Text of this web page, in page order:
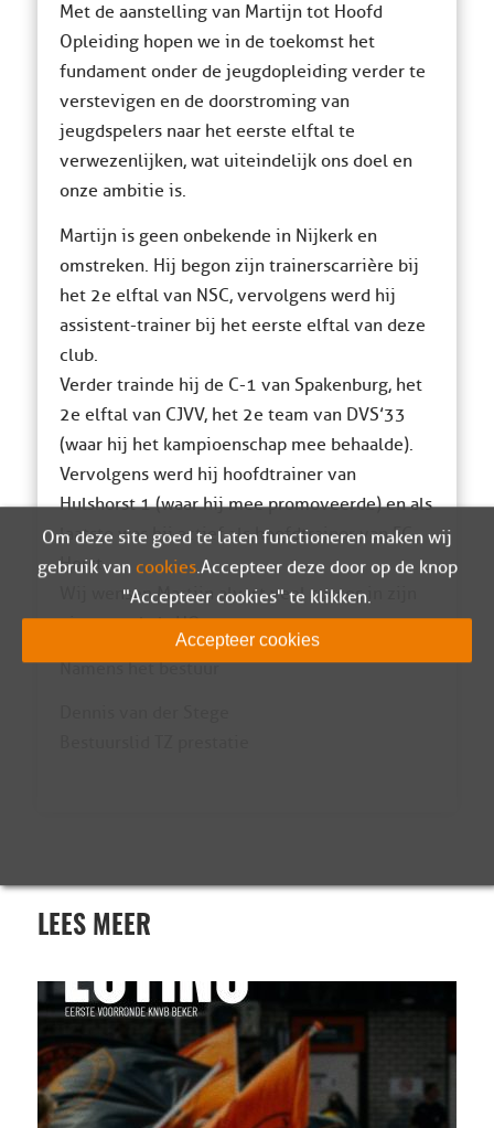
Met de aanstelling van Martijn tot Hoofd
Opleiding hopen we in de toekomst het
fundament onder de jeugdopleiding verder te
verstevigen en de doorstroming van
jeugdspelers naar het eerste elftal te
verwezenlijken, wat uiteindelijk ons doel en
onze ambitie is.
Martijn is geen onbekende in Nijkerk en
omstreken. Hij begon zijn trainerscarrière bij
het 2e elftal van NSC, vervolgens werd hij
assistent-trainer bij het eerste elftal van deze
club.
Verder trainde hij de C-1 van Spakenburg, het
2e elftal van CJVV, het 2e team van DVS’33
(waar hij het kampioenschap mee behaalde).
Vervolgens werd hij hoofdtrainer van
Hulshorst 1 (waar hij mee promoveerde) en als
laatste was hij actief als hoofdtrainer van FC
Horst.
Wij wensen Martijn alvast veel succes in zijn
nieuwe rol als HO.
Namens het bestuur
LEES MEER
Om deze site goed te laten functioneren maken wij
gebruik van cookies. Accepteer deze door op de knop
"Accepteer cookies" te klikken.
Accepteer cookies